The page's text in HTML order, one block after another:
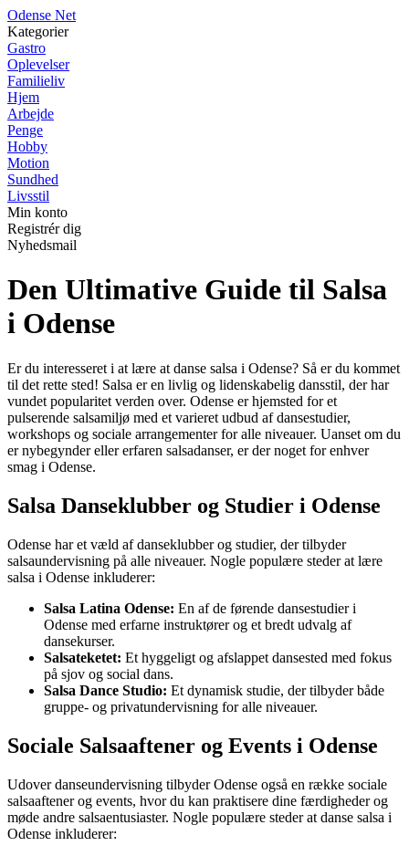
Odense Net
Kategorier
Gastro
Oplevelser
Familieliv
Hjem
Arbejde
Penge
Hobby
Motion
Sundhed
Livsstil
Min konto
Registrér dig
Nyhedsmail
Den Ultimative Guide til Salsa
i Odense
Er du interesseret i at lære at danse salsa i Odense? Så er du kommet
til det rette sted! Salsa er en livlig og lidenskabelig dansstil, der har
vundet popularitet verden over. Odense er hjemsted for et
pulserende salsamiljø med et varieret udbud af dansestudier,
workshops og sociale arrangementer for alle niveauer. Uanset om du
er nybegynder eller erfaren salsadanser, er der noget for enhver
smag i Odense.
Salsa Danseklubber og Studier i Odense
Odense har et væld af danseklubber og studier, der tilbyder
salsaundervisning på alle niveauer. Nogle populære steder at lære
salsa i Odense inkluderer:
Salsa Latina Odense: En af de førende dansestudier i
Odense med erfarne instruktører og et bredt udvalg af
dansekurser.
Salsateketet: Et hyggeligt og afslappet dansested med fokus
på sjov og social dans.
Salsa Dance Studio: Et dynamisk studie, der tilbyder både
gruppe- og privatundervisning for alle niveauer.
Sociale Salsaaftener og Events i Odense
Udover danseundervisning tilbyder Odense også en række sociale
salsaaftener og events, hvor du kan praktisere dine færdigheder og
møde andre salsaentusiaster. Nogle populære steder at danse salsa i
Odense inkluderer: